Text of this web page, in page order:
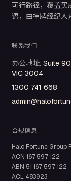
可行路径，覆盖买
语，由持牌经纪人
联系我们
办公地址: Suite
VIC 3004
1300 741 668
合规信息
Halo Fortune Group
ACN 167 597 122
ABN 51 167 597 122
ACL 483923